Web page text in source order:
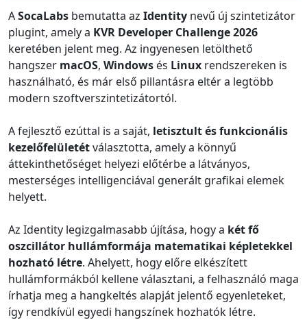
ASocaLabs bemutatta az Identity nevű új szintetizátor
plugint, amely a KVR Developer Challenge 2026
keretében jelent meg. Az ingyenesen letölthető
hangszer macOS, Windows és Linux rendszereken is
használható, és már első pillantásra eltér a legtöbb
modern szoftverszintetizátortól.
A fejlesztő ezúttal is a saját, letisztult és funkcionális
kezelőfelületétválasztotta, amely a könnyű
áttekinthetőséget helyezi előtérbe a látványos,
mesterséges intelligenciával generált grafikai elemek
helyett.
Az Identity legizgalmasabb újítása, hogy a két fő
oszcillátor hullámformája matematikai képletekkel
hozható létre. Ahelyett, hogy előre elkészített
hullámformákból kellene választani, a felhasználó maga
írhatja meg a hangkeltés alapját jelentő egyenleteket,
így rendkívül egyedi hangszínek hozhatók létre.